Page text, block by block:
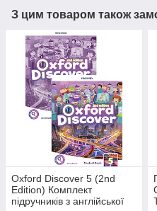
З цим товаром також
Oxford Discover 5 (2nd
Edition) Комплект
підручників з англійської